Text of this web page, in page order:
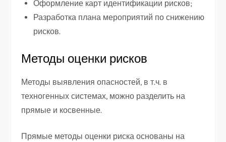
Оформление карт идентификации рисков;
Разработка плана мероприятий по снижению
рисков.
Методы оценки рисков
Методы выявления опасностей, в т.ч. в
техногенных системах, можно разделить на
прямые и косвенные.
Прямые методы оценки риска основаны на